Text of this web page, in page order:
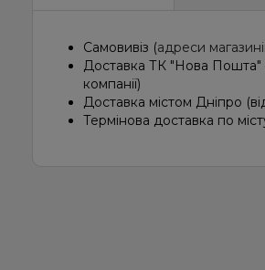
Самовивіз (адреси
Доставка ТК "Нова Пошта"
компанії)
Доставка містом Дніпро
Термінова доставка по